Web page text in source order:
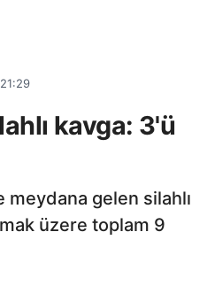
kavga: 3'ü
gelen silahlı
üzere toplam 9